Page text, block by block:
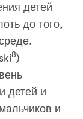
детей
до того,
8)
детей и
и